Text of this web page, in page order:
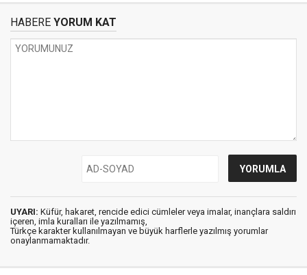
HABERE YORUM KAT
UYARI: Küfür, hakaret, rencide edici cümleler veya imalar, inançlara saldırı
içeren, imla kuralları ile yazılmamış,
Türkçe karakter kullanılmayan ve büyük harflerle yazılmış yorumlar
onaylanmamaktadır.